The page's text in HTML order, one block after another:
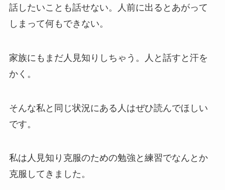
話したいことも話せない。人前に出るとあがって
しまって何もできない。
家族にもまだ人見知りしちゃう。人と話すと汗を
かく。
そんな私と同じ状況にある人はぜひ読んでほしい
です。
私は人見知り克服のための勉強と練習でなんとか
克服してきました。